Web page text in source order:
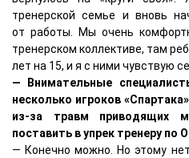
тренерской семье и вновь
от работы. Мы очень
тренерском коллективе, там
лет на 15, и я с ними чувствую
— Внимательные
несколько игроков
из-за травм
поставить в упрек тренеру по
— Конечно можно. Но этому